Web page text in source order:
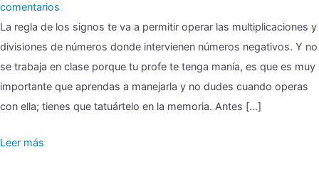
comentarios
Regla
de
los
signos
La regla de los signos te va a permitir operar las multiplicaciones y
divisiones de números donde intervienen números negativos. Y no
se trabaja en clase porque tu profe te tenga manía, es que es muy
importante que aprendas a manejarla y no dudes cuando operas
con ella; tienes que tatuártelo en la memoria. Antes […]
Leer más